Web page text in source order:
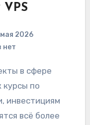
2026
нет
курсы по
инвестициям
всё более